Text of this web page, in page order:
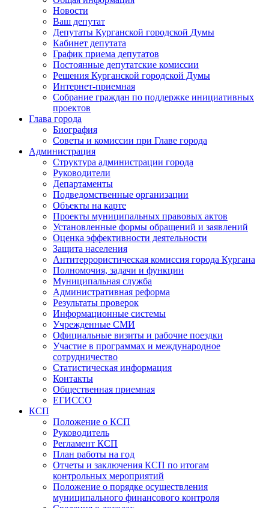
Новости
Ваш депутат
Депутаты Курганской городской Думы
Кабинет депутата
График приема депутатов
Постоянные депутатские комиссии
Решения Курганской городской Думы
Интернет-приемная
Собрание граждан по поддержке инициативных
проектов
Глава города
Биография
Советы и комиссии при Главе города
Администрация
Структура администрации города
Руководители
Департаменты
Подведомственные организации
Объекты на карте
Проекты муниципальных правовых актов
Установленные формы обращений и заявлений
Оценка эффективности деятельности
Защита населения
Антитеррористическая комиссия города Кургана
Полномочия, задачи и функции
Муниципальная служба
Административная реформа
Результаты проверок
Информационные системы
Учрежденные СМИ
Официальные визиты и рабочие поездки
Участие в программах и международное
сотрудничество
Статистическая информация
Контакты
Общественная приемная
ЕГИССО
КСП
Положение о КСП
Руководитель
Регламент КСП
План работы на год
Отчеты и заключения КСП по итогам
контрольных мероприятий
Положение о порядке осуществления
муниципального финансового контроля